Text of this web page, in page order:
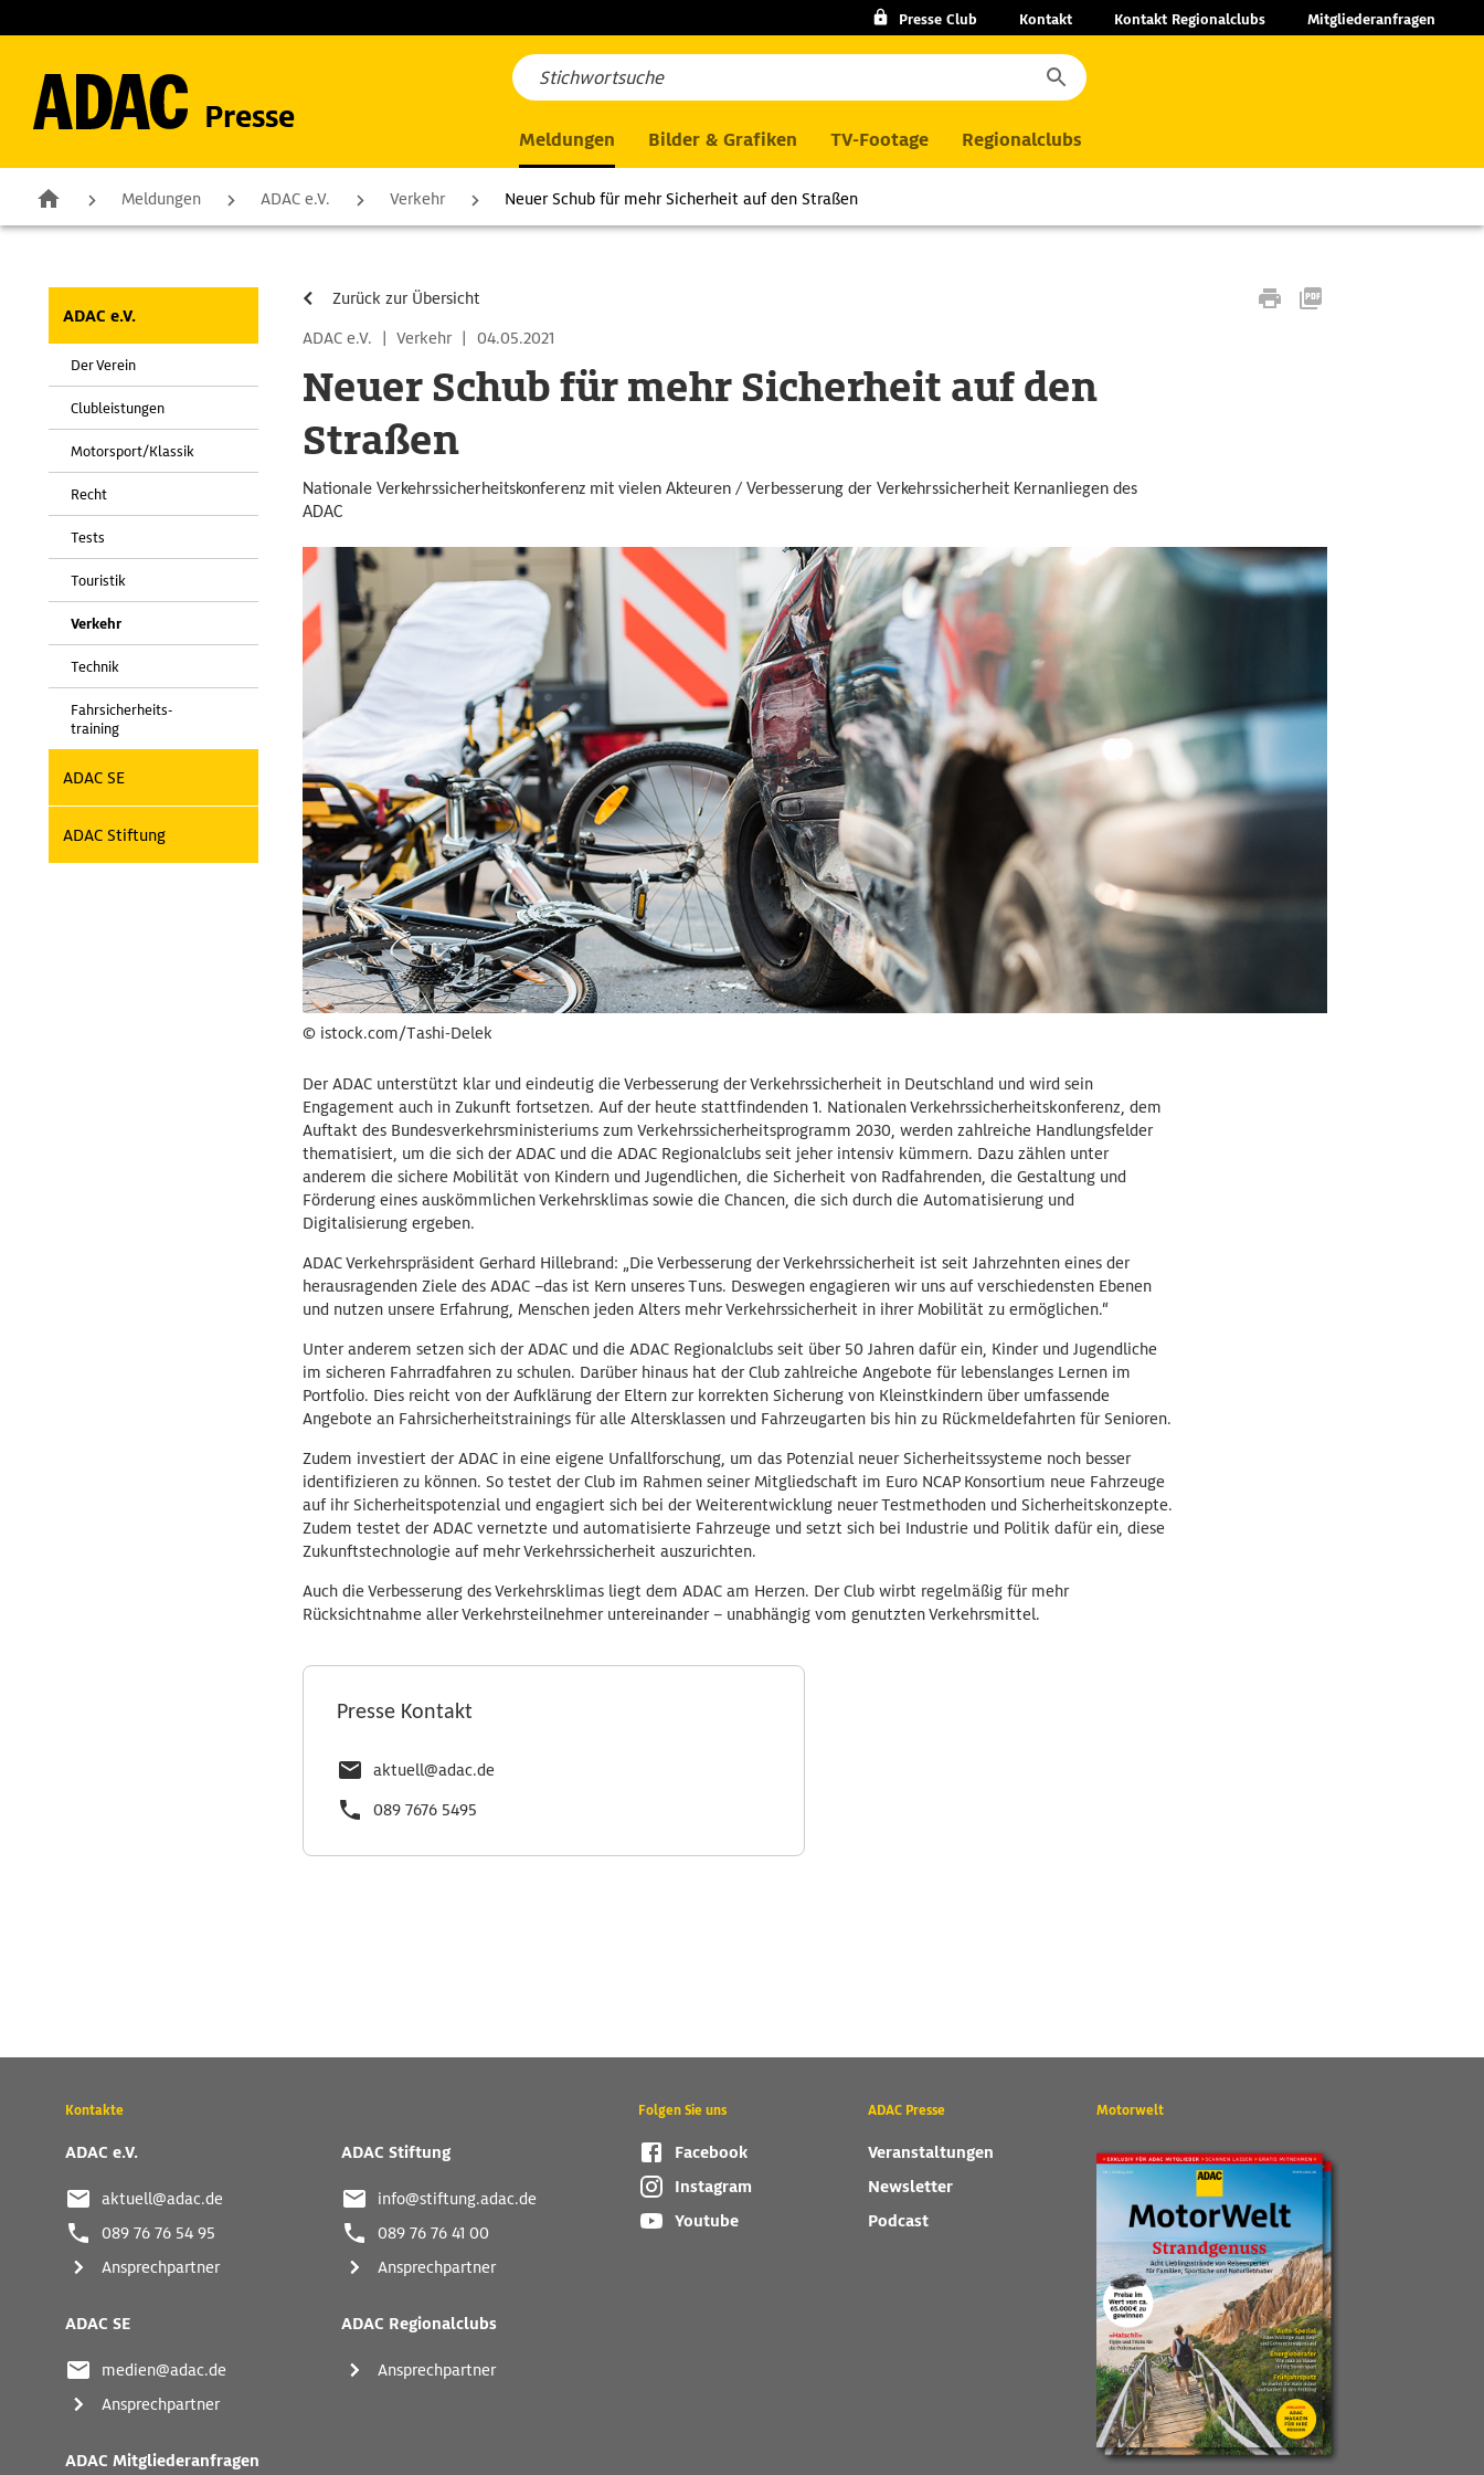
Presse Club Kontakt Kontakt Regionalclubs Mitgliederanfragen
Presse
Meldungen Bilder & Grafiken TV-Footage Regionalclubs
Meldungen ADAC e.V. Verkehr Neuer Schub für mehr Sicherheit auf den Straßen
ADAC e.V.
Der Verein
Clubleistungen
Motorsport/Klassik
Recht
Tests
Touristik
Verkehr
Technik
Fahrsicherheits-
training
ADAC SE
ADAC Stiftung
Zurück zur Übersicht
ADAC e.V.
| Verkehr | 04.05.2021
Neuer Schub für mehr Sicherheit auf den
Straßen
Nationale Verkehrssicherheitskonferenz mit vielen Akteuren / Verbesserung der Verkehrssicherheit Kernanliegen des
ADAC
© istock.com/Tashi-Delek
Der ADAC unterstützt klar und eindeutig die Verbesserung der Verkehrssicherheit in Deutschland und wird sein
Engagement auch in Zukunft fortsetzen. Auf der heute stattfindenden 1. Nationalen Verkehrssicherheitskonferenz, dem
Auftakt des Bundesverkehrsministeriums zum Verkehrssicherheitsprogramm 2030, werden zahlreiche Handlungsfelder
thematisiert, um die sich der ADAC und die ADAC Regionalclubs seit jeher intensiv kümmern. Dazu zählen unter
anderem die sichere Mobilität von Kindern und Jugendlichen, die Sicherheit von Radfahrenden, die Gestaltung und
Förderung eines auskömmlichen Verkehrsklimas sowie die Chancen, die sich durch die Automatisierung und
Digitalisierung ergeben.
ADAC Verkehrspräsident Gerhard Hillebrand: „Die Verbesserung der Verkehrssicherheit ist seit Jahrzehnten eines der
herausragenden Ziele des ADAC –das ist Kern unseres Tuns. Deswegen engagieren wir uns auf verschiedensten Ebenen
und nutzen unsere Erfahrung, Menschen jeden Alters mehr Verkehrssicherheit in ihrer Mobilität zu ermöglichen.“
Unter anderem setzen sich der ADAC und die ADAC Regionalclubs seit über 50 Jahren dafür ein, Kinder und Jugendliche
im sicheren Fahrradfahren zu schulen. Darüber hinaus hat der Club zahlreiche Angebote für lebenslanges Lernen im
Portfolio. Dies reicht von der Aufklärung der Eltern zur korrekten Sicherung von Kleinstkindern über umfassende
Angebote an Fahrsicherheitstrainings für alle Altersklassen und Fahrzeugarten bis hin zu Rückmeldefahrten für Senioren.
Zudem investiert der ADAC in eine eigene Unfallforschung, um das Potenzial neuer Sicherheitssysteme noch besser
identifizieren zu können. So testet der Club im Rahmen seiner Mitgliedschaft im Euro NCAP Konsortium neue Fahrzeuge
auf ihr Sicherheitspotenzial und engagiert sich bei der Weiterentwicklung neuer Testmethoden und Sicherheitskonzepte.
Zudem testet der ADAC vernetzte und automatisierte Fahrzeuge und setzt sich bei Industrie und Politik dafür ein, diese
Zukunftstechnologie auf mehr Verkehrssicherheit auszurichten.
Auch die Verbesserung des Verkehrsklimas liegt dem ADAC am Herzen. Der Club wirbt regelmäßig für mehr
Rücksichtnahme aller Verkehrsteilnehmer untereinander – unabhängig vom genutzten Verkehrsmittel.
Presse Kontakt
aktuell@adac.de
089 7676 5495
Wichtige
und
Links
Kontakte
ADAC e.V.
aktuell@adac.de
089 76 76 54 95
Ansprechpartner
ADAC Stiftung
info@stiftung.adac.de
089 76 76 41 00
Ansprechpartner
ADAC SE
medien@adac.de
Ansprechpartner
ADAC Regionalclubs
Ansprechpartner
ADAC Mitgliederanfragen
Folgen Sie uns
Facebook
Instagram
Youtube
ADAC Presse
Veranstaltungen
Newsletter
Podcast
Motorwelt